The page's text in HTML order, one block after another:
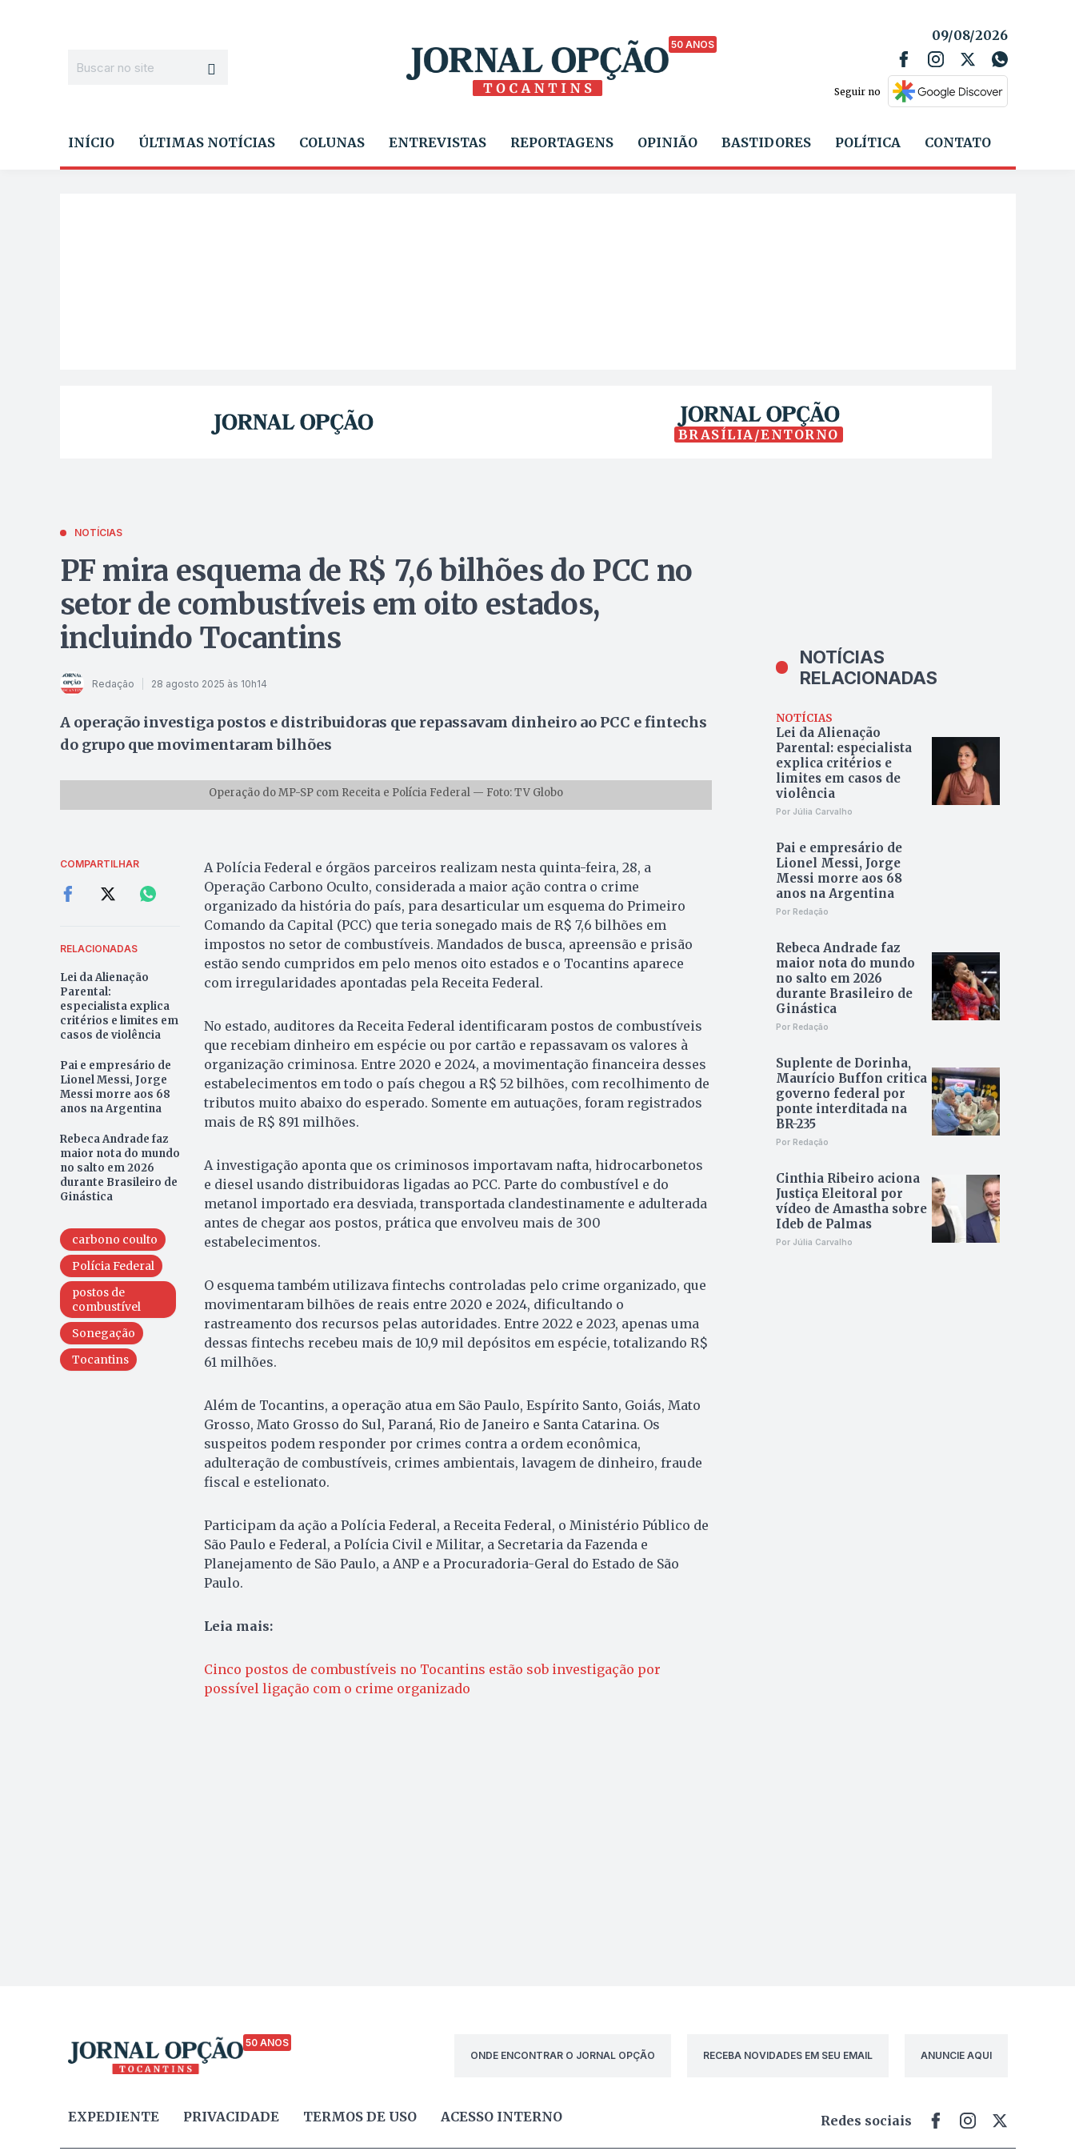
50 ANOS
09/08/2026
Seguir no
INÍCIO ÚLTIMAS NOTÍCIAS COLUNAS ENTREVISTAS REPORTAGENS OPINIÃO BASTIDORES POLÍTICA CONTATO
BRASÍLIA/ENTORNO
NOTÍCIAS
PF mira esquema de R$ 7,6 bilhões do PCC no
setor de combustíveis em oito estados,
incluindo Tocantins
Redação 28 agosto 2025 às 10h14
A operação investiga postos e distribuidoras que repassavam dinheiro ao PCC e fintechs
do grupo que movimentaram bilhões
Operação do MP-SP com Receita e Polícia Federal — Foto: TV Globo
COMPARTILHAR
RELACIONADAS
Lei da Alienação
Parental:
especialista explica
critérios e limites em
casos de violência
Pai e empresário de
Lionel Messi, Jorge
Messi morre aos 68
anos na Argentina
Rebeca Andrade faz
maior nota do mundo
no salto em 2026
durante Brasileiro de
Ginástica
carbono coulto
Polícia Federal
postos de
combustível
Sonegação
Tocantins
A Polícia Federal e órgãos parceiros realizam nesta quinta-feira, 28, a
Operação Carbono Oculto, considerada a maior ação contra o crime
organizado da história do país, para desarticular um esquema do Primeiro
Comando da Capital (PCC) que teria sonegado mais de R$ 7,6 bilhões em
impostos no setor de combustíveis. Mandados de busca, apreensão e prisão
estão sendo cumpridos em pelo menos oito estados e o Tocantins aparece
com irregularidades apontadas pela Receita Federal.
No estado, auditores da Receita Federal identificaram postos de combustíveis
que recebiam dinheiro em espécie ou por cartão e repassavam os valores à
organização criminosa. Entre 2020 e 2024, a movimentação financeira desses
estabelecimentos em todo o país chegou a R$ 52 bilhões, com recolhimento de
tributos muito abaixo do esperado. Somente em autuações, foram registrados
mais de R$ 891 milhões.
A investigação aponta que os criminosos importavam nafta, hidrocarbonetos
e diesel usando distribuidoras ligadas ao PCC. Parte do combustível e do
metanol importado era desviada, transportada clandestinamente e adulterada
antes de chegar aos postos, prática que envolveu mais de 300
estabelecimentos.
O esquema também utilizava fintechs controladas pelo crime organizado, que
movimentaram bilhões de reais entre 2020 e 2024, dificultando o
rastreamento dos recursos pelas autoridades. Entre 2022 e 2023, apenas uma
dessas fintechs recebeu mais de 10,9 mil depósitos em espécie, totalizando R$
61 milhões.
Além de Tocantins, a operação atua em São Paulo, Espírito Santo, Goiás, Mato
Grosso, Mato Grosso do Sul, Paraná, Rio de Janeiro e Santa Catarina. Os
suspeitos podem responder por crimes contra a ordem econômica,
adulteração de combustíveis, crimes ambientais, lavagem de dinheiro, fraude
fiscal e estelionato.
Participam da ação a Polícia Federal, a Receita Federal, o Ministério Público de
São Paulo e Federal, a Polícia Civil e Militar, a Secretaria da Fazenda e
Planejamento de São Paulo, a ANP e a Procuradoria-Geral do Estado de São
Paulo.
Leia mais:
Cinco postos de combustíveis no Tocantins estão sob investigação por
possível ligação com o crime organizado
NOTÍCIAS
RELACIONADAS
NOTÍCIAS
Lei da Alienação
Parental: especialista
explica critérios e
limites em casos de
violência
Por Júlia Carvalho
Pai e empresário de
Lionel Messi, Jorge
Messi morre aos 68
anos na Argentina
Por Redação
Rebeca Andrade faz
maior nota do mundo
no salto em 2026
durante Brasileiro de
Ginástica
Por Redação
Suplente de Dorinha,
Maurício Buffon critica
governo federal por
ponte interditada na
BR-235
Por Redação
Cinthia Ribeiro aciona
Justiça Eleitoral por
vídeo de Amastha sobre
Ideb de Palmas
Por Júlia Carvalho
50 ANOS
ONDE ENCONTRAR O JORNAL OPÇÃO
RECEBA NOVIDADES EM SEU EMAIL ANUNCIE AQUI
EXPEDIENTE PRIVACIDADE TERMOS DE USO ACESSO INTERNO Redes sociais